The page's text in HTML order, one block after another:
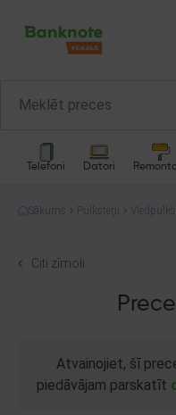
Telefoni Datori
Sākums Pulksteņi
Citi zīmoli
Atvainojiet, šī
piedāvājam parskatīt